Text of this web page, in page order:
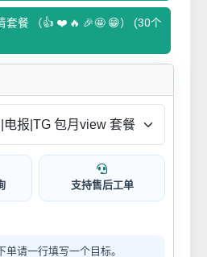
套餐 （👍 ❤️ 🔥 🎉🤩 😁） (30个
支持售后工单
请一行填写一个目标。